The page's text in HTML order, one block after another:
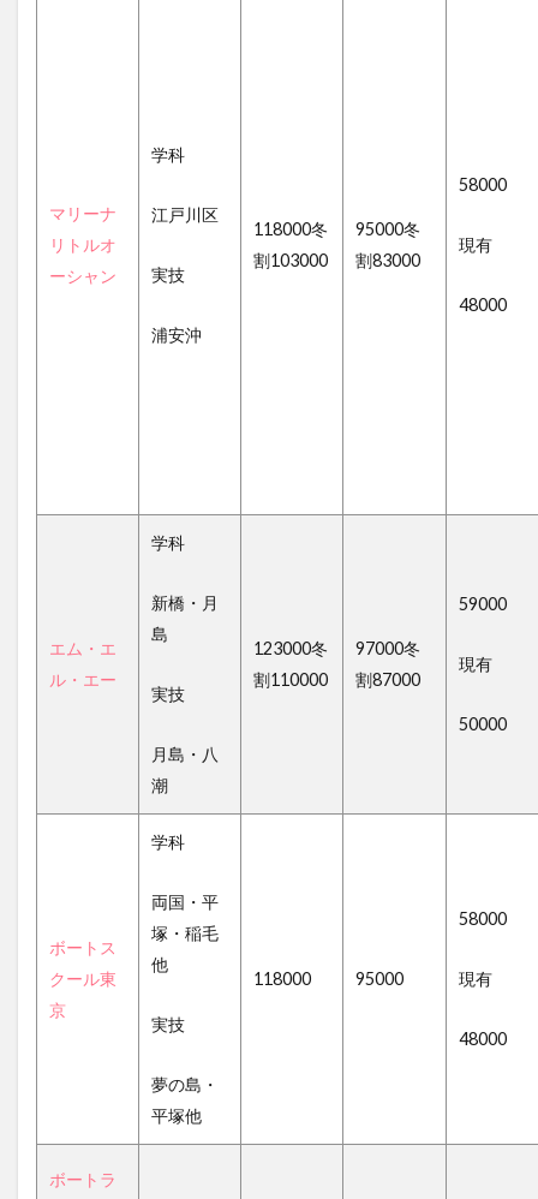
マリーナ
リトルオ
ーシャン
学科
江戸川区
実技
浦安沖
118000冬
割103000
95000冬
割83000
58000
現有
48000
エム・エ
ル・エー
学科
新橋・月
島
実技
月島・八
潮
123000冬
割110000
97000冬
割87000
59000
現有
50000
ボートス
クール東
京
学科
両国・平
塚・稲毛
他
実技
夢の島・
平塚他
118000 95000
58000
現有
48000
ボートラ